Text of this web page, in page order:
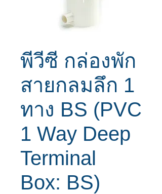
พีวีซี กล่องพัก
สายกลมลึก 1
ทาง BS (PVC
1 Way Deep
Terminal
Box: BS)